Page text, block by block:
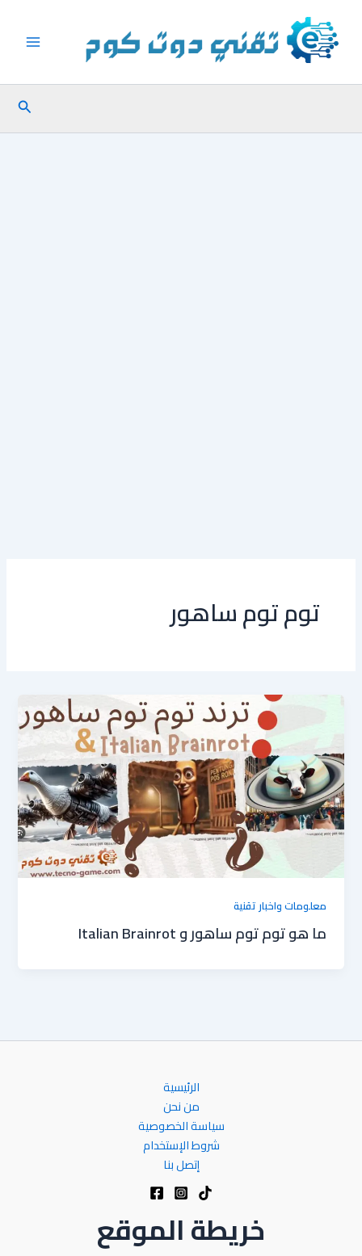
المحتوى
البحث
توم توم ساهور
معلومات واخبار تقنية
ما هو توم توم ساهور و Italian Brainrot
الرئيسية
من نحن
سياسة الخصوصية
شروط الإستخدام
إتصل بنا
خريطة الموقع